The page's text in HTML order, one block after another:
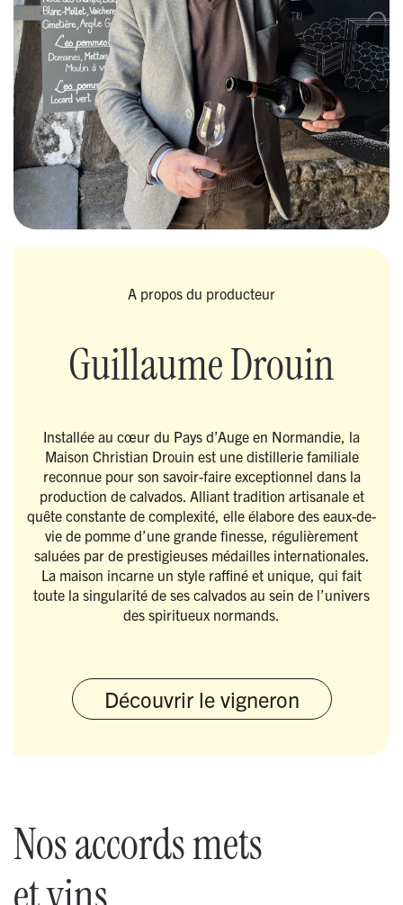
A propos du producteur
Guillaume Drouin
Installée au cœur du Pays d’Auge en Normandie, la
Maison Christian Drouin est une distillerie familiale
reconnue pour son savoir-faire exceptionnel dans la
production de calvados. Alliant tradition artisanale et
quête constante de complexité, elle élabore des eaux-de-
vie de pomme d’une grande finesse, régulièrement
saluées par de prestigieuses médailles internationales.
La maison incarne un style raffiné et unique, qui fait
toute la singularité de ses calvados au sein de l’univers
des spiritueux normands.
Découvrir le vigneron
Nos accords mets